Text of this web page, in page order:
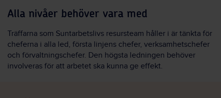
Alla nivåer behöver vara med
Träffarna som Suntarbetslivs resursteam håller i är tänkta för
cheferna i alla led, första linjens chefer, verksamhetschefer
och förvaltningschefer. Den högsta ledningen behöver
involveras för att arbetet ska kunna ge effekt.